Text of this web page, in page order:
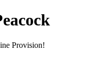
Provision!